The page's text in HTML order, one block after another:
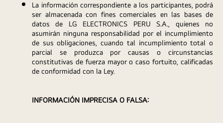
La información correspondiente a los participantes, podrá
ser almacenada con fines comerciales en las bases de
datos de LG ELECTRONICS PERU S.A., quienes no
asumirán ninguna responsabilidad por el incumplimiento
de sus obligaciones, cuando tal incumplimiento total o
parcial se produzca por causas o circunstancias
constitutivas de fuerza mayor o caso fortuito, calificadas
de conformidad con la Ley.
INFORMACIÓN IMPRECISA O FALSA: